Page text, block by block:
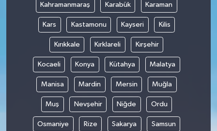
Kahramanmaraş Karabük Karaman
Kars Kastamonu Kayseri Kilis
Kırıkkale Kırklareli Kırşehir
Kocaeli Konya Kütahya Malatya
Manisa Mardin Mersin Muğla
Muş Nevşehir Niğde Ordu
Osmaniye Rize Sakarya Samsun